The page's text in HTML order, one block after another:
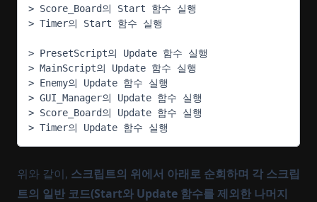
> Score_Board의 Start 함수 실행
> Timer의 Start 함수 실행
> PresetScript의 Update 함수 실행
> MainScript의 Update 함수 실행
> Enemy의 Update 함수 실행
> GUI_Manager의 Update 함수 실행
> Score_Board의 Update 함수 실행
> Timer의 Update 함수 실행
위와 같이, 스크립트의 위에서 아래로 순회하며 각 스크립
트의 일반 코드(Start와 Update 함수를 제외한 나머지